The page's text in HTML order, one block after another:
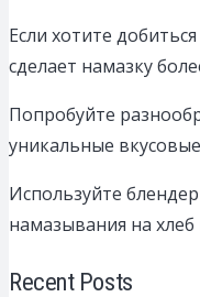
Если хотите
сделает намазку
Попробуйте
уникальные
Используйте
намазывания на
Recent Posts